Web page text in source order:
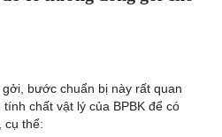
bước chuẩn bị này rất quan
chất vật lý của BPBK để có
cụ thể: